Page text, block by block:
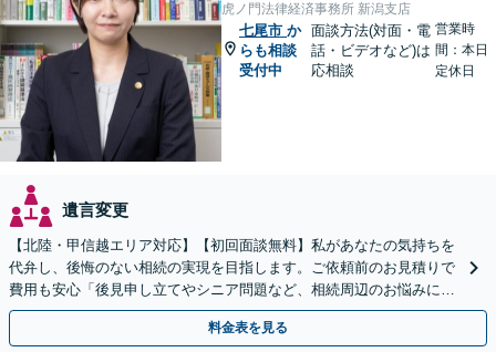
虎ノ門法律経済事務所 新潟支店
七尾市 か
らも相談
受付中
面談方法(対面・電
話・ビデオなど)は
応相談
営業時
間：本日
定休日
遺言変更
【北陸・甲信越エリア対応】【初回面談無料】私があなたの気持ちを
代弁し、後悔のない相続の実現を目指します。ご依頼前のお見積りで
費用も安心「後見申し立てやシニア問題など、相続周辺のお悩みにも
対処可能」【WEB面談対応】
料金表を見る